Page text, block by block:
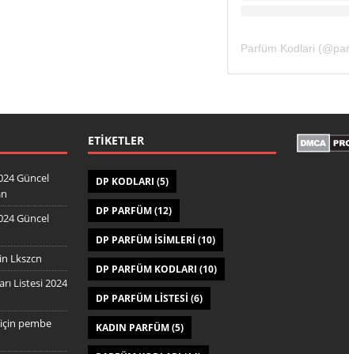
Güncel
Güncel
Lkszcn
Listesi 2024
pembe
ETIKETLER
DP KODLARI (5)
DP PARFÜM(12)
DP PARFÜM ISIMLERI (10)
DP PARFÜM KODLARI (10)
DP PARFÜM LISTESI (6)
KADIN PARFÜM(5)